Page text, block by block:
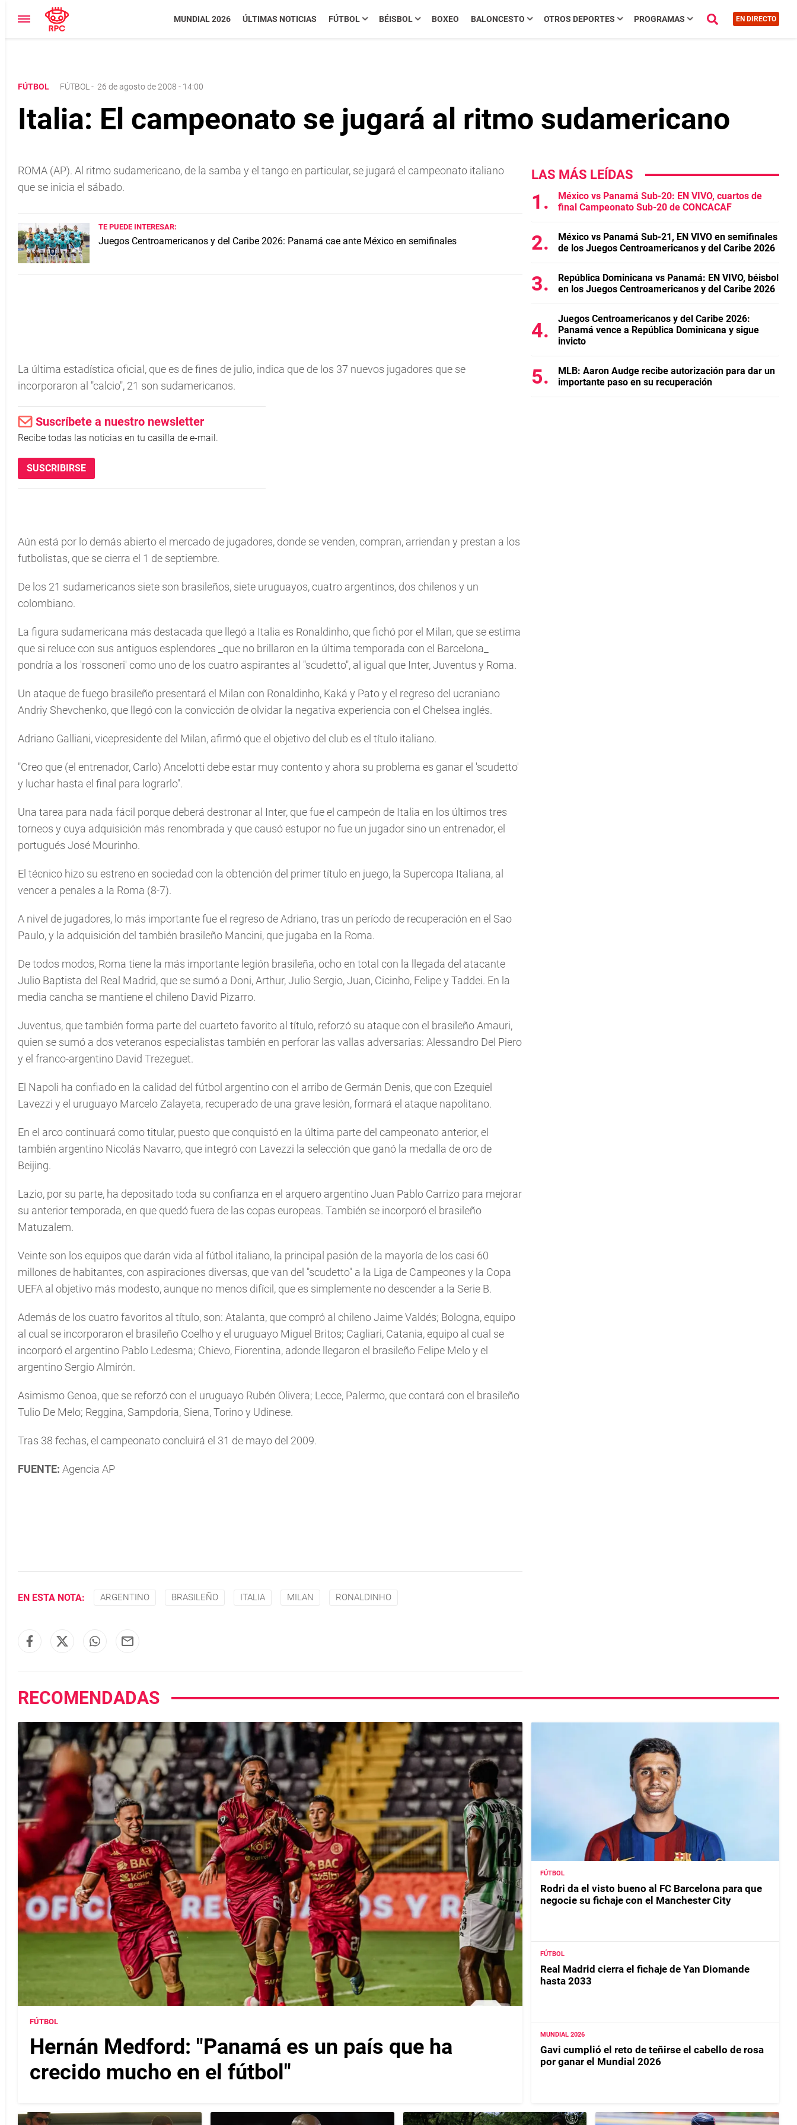
MUNDIAL 2026 ÚLTIMAS NOTICIAS FÚTBOL BÉISBOL BOXEO BALONCESTO OTROS DEPORTES PROGRAMAS EN DIRECTO
FÚTBOL FÚTBOL - 26 de agosto de 2008 - 14:00
Italia: El campeonato se jugará al ritmo sudamericano
ROMA (AP). Al ritmo sudamericano, de la samba y el tango en particular, se jugará el campeonato italiano
que se inicia el sábado.
TE PUEDE INTERESAR:
Juegos Centroamericanos y del Caribe 2026: Panamá cae ante México en semifinales
La última estadí­stica oficial, que es de fines de julio, indica que de los 37 nuevos jugadores que se
incorporaron al "calcio", 21 son sudamericanos.
Suscríbete a nuestro newsletter
Recibe todas las noticias en tu casilla de e-mail.
SUSCRIBIRSE
Aún está por lo demás abierto el mercado de jugadores, donde se venden, compran, arriendan y prestan a los
futbolistas, que se cierra el 1 de septiembre.
De los 21 sudamericanos siete son brasileños, siete uruguayos, cuatro argentinos, dos chilenos y un
colombiano.
La figura sudamericana más destacada que llegó a Italia es Ronaldinho, que fichó por el Milan, que se estima
que si reluce con sus antiguos esplendores _que no brillaron en la última temporada con el Barcelona_
pondrí­a a los 'rossoneri' como uno de los cuatro aspirantes al "scudetto", al igual que Inter, Juventus y Roma.
Un ataque de fuego brasileño presentará el Milan con Ronaldinho, Kaká y Pato y el regreso del ucraniano
Andriy Shevchenko, que llegó con la convicción de olvidar la negativa experiencia con el Chelsea inglés.
Adriano Galliani, vicepresidente del Milan, afirmó que el objetivo del club es el tí­tulo italiano.
"Creo que (el entrenador, Carlo) Ancelotti debe estar muy contento y ahora su problema es ganar el 'scudetto'
y luchar hasta el final para lograrlo".
Una tarea para nada fácil porque deberá destronar al Inter, que fue el campeón de Italia en los últimos tres
torneos y cuya adquisición más renombrada y que causó estupor no fue un jugador sino un entrenador, el
portugués José Mourinho.
El técnico hizo su estreno en sociedad con la obtención del primer tí­tulo en juego, la Supercopa Italiana, al
vencer a penales a la Roma (8-7).
A nivel de jugadores, lo más importante fue el regreso de Adriano, tras un perí­odo de recuperación en el Sao
Paulo, y la adquisición del también brasileño Mancini, que jugaba en la Roma.
De todos modos, Roma tiene la más importante legión brasileña, ocho en total con la llegada del atacante
Julio Baptista del Real Madrid, que se sumó a Doni, Arthur, Julio Sergio, Juan, Cicinho, Felipe y Taddei. En la
media cancha se mantiene el chileno David Pizarro.
Juventus, que también forma parte del cuarteto favorito al tí­tulo, reforzó su ataque con el brasileño Amauri,
quien se sumó a dos veteranos especialistas también en perforar las vallas adversarias: Alessandro Del Piero
y el franco-argentino David Trezeguet.
El Napoli ha confiado en la calidad del fútbol argentino con el arribo de Germán Denis, que con Ezequiel
Lavezzi y el uruguayo Marcelo Zalayeta, recuperado de una grave lesión, formará el ataque napolitano.
En el arco continuará como titular, puesto que conquistó en la última parte del campeonato anterior, el
también argentino Nicolás Navarro, que integró con Lavezzi la selección que ganó la medalla de oro de
Beijing.
Lazio, por su parte, ha depositado toda su confianza en el arquero argentino Juan Pablo Carrizo para mejorar
su anterior temporada, en que quedó fuera de las copas europeas. También se incorporó el brasileño
Matuzalem.
Veinte son los equipos que darán vida al fútbol italiano, la principal pasión de la mayorí­a de los casi 60
millones de habitantes, con aspiraciones diversas, que van del "scudetto" a la Liga de Campeones y la Copa
UEFA al objetivo más modesto, aunque no menos difí­cil, que es simplemente no descender a la Serie B.
Además de los cuatro favoritos al tí­tulo, son: Atalanta, que compró al chileno Jaime Valdés; Bologna, equipo
al cual se incorporaron el brasileño Coelho y el uruguayo Miguel Britos; Cagliari, Catania, equipo al cual se
incorporó el argentino Pablo Ledesma; Chievo, Fiorentina, adonde llegaron el brasileño Felipe Melo y el
argentino Sergio Almirón.
Asimismo Genoa, que se reforzó con el uruguayo Rubén Olivera; Lecce, Palermo, que contará con el brasileño
Tulio De Melo; Reggina, Sampdoria, Siena, Torino y Udinese.
Tras 38 fechas, el campeonato concluirá el 31 de mayo del 2009.
FUENTE: Agencia AP
EN ESTA NOTA: ARGENTINO BRASILEÑO ITALIA MILAN RONALDINHO
LAS MÁS LEÍDAS
México vs Panamá Sub-20: EN VIVO, cuartos de
final Campeonato Sub-20 de CONCACAF
México vs Panamá Sub-21, EN VIVO en semifinales
de los Juegos Centroamericanos y del Caribe 2026
República Dominicana vs Panamá: EN VIVO, béisbol
en los Juegos Centroamericanos y del Caribe 2026
Juegos Centroamericanos y del Caribe 2026:
Panamá vence a República Dominicana y sigue
invicto
MLB: Aaron Audge recibe autorización para dar un
importante paso en su recuperación
RECOMENDADAS
FÚTBOL
Hernán Medford: "Panamá es un país que ha
crecido mucho en el fútbol"
FÚTBOL
Rodri da el visto bueno al FC Barcelona para que
negocie su fichaje con el Manchester City
FÚTBOL
Real Madrid cierra el fichaje de Yan Diomande
hasta 2033
MUNDIAL 2026
Gavi cumplió el reto de teñirse el cabello de rosa
por ganar el Mundial 2026